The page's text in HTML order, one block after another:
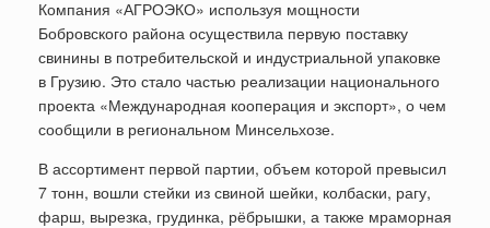
Компания «АГРОЭКО» используя мощности
Бобровского района осуществила первую поставку
свинины в потребительской и индустриальной упаковке
в Грузию. Это стало частью реализации национального
проекта «Международная кооперация и экспорт», о чем
сообщили в региональном Минсельхозе.
В ассортимент первой партии, объем которой превысил
7 тонн, вошли стейки из свиной шейки, колбаски, рагу,
фарш, вырезка, грудинка, рёбрышки, а также мраморная